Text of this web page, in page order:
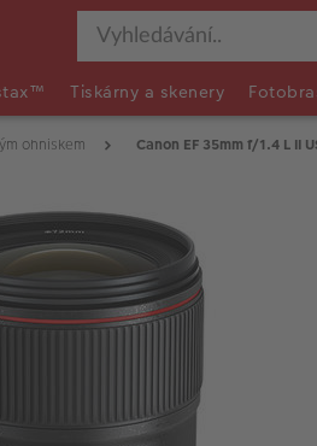
Tiskárny a skenery
ohniskem Canon EF 35mm f/1.4 L II